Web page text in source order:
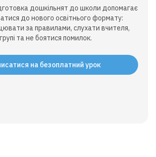
дошкільнят до школи допомагає
до нового освітнього формату:
за правилами, слухати вчителя,
та не боятися помилок.
на безоплатний урок